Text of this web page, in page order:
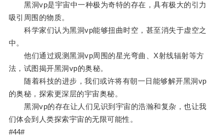
黑洞vp是宇宙中一种极为奇特的存在，具有极大的引力
吸引周围的物质。
科学家们认为黑洞vp能够扭曲时空，甚至消失于虚空之
中。
他们通过观测黑洞vp周围的星光弯曲、X射线辐射等方
法，试图揭开黑洞vp的奥秘。
随着科技的进步，我们或许将有朝一日能够解开黑洞vp
的奥秘，探索更深层的宇宙奥秘。
黑洞vp的存在让人们见识到宇宙的浩瀚和复杂，也让我
们体会到人类探索宇宙的无限可能性。
#44#